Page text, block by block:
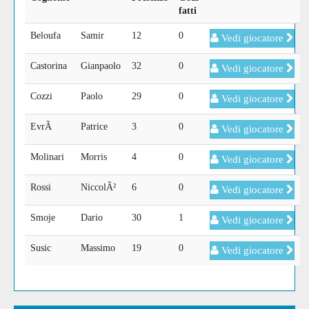
fatti
Beloufa Samir 12 0 Vedi giocatore
Castorina Gianpaolo 32 0 Vedi giocatore
Cozzi Paolo 29 0 Vedi giocatore
EvrÃ Patrice 3 0 Vedi giocatore
Molinari Morris 4 0 Vedi giocatore
Rossi NiccolÃ² 6 0 Vedi giocatore
Smoje Dario 30 1 Vedi giocatore
Susic Massimo 19 0 Vedi giocatore